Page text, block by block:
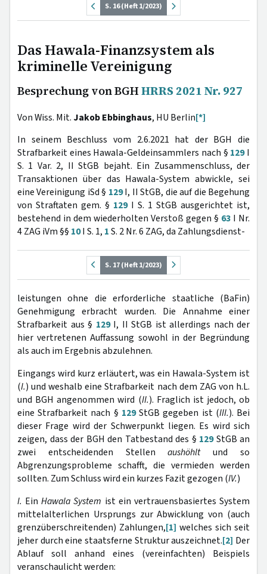
S. 16 (Heft 1/2023)
Das Hawala-Finanzsystem als
kriminelle Vereinigung
Besprechung von BGHHRRS 2021 Nr. 927
Von Wiss. Mit. Jakob Ebbinghaus, HU Berlin[*]
In seinem Beschluss vom 2.6.2021 hat der BGH die
Strafbarkeit eines Hawala-Geldeinsammlers nach § 129I
S. 1 Var. 2, II StGB bejaht. Ein Zusammenschluss, der
Transaktionen über das Hawala-System abwickle, sei
eine Vereinigung iSd § 129I, II StGB, die auf die Begehung
von Straftaten gem. § 129I S. 1 StGB ausgerichtet ist,
bestehend in dem wiederholten Verstoß gegen § 63 I Nr.
4 ZAG iVm §§ 10I S. 1, 1S. 2 Nr. 6 ZAG, da Zahlungsdienst-
S. 17 (Heft 1/2023)
leistungen ohne die erforderliche staatliche (BaFin)
Genehmigung erbracht wurden. Die Annahme einer
Strafbarkeit aus § 129I, II StGB ist allerdings nach der
hier vertretenen Auffassung sowohl in der Begründung
als auch im Ergebnis abzulehnen.
Eingangs wird kurz erläutert, was ein Hawala-System ist
(I.) und weshalb eine Strafbarkeit nach dem ZAG von h.L.
und BGH angenommen wird (II.). Fraglich ist jedoch, ob
eine Strafbarkeit nach § 129StGB gegeben ist (III.). Bei
dieser Frage wird der Schwerpunkt liegen. Es wird sich
zeigen, dass der BGH den Tatbestand des § 129StGB an
zwei entscheidenden Stellenaushöhltund so
Abgrenzungsprobleme schafft, die vermieden werden
sollten. Zum Schluss wird ein kurzes Fazit gezogen (IV.)
I. EinHawala System ist ein vertrauensbasiertes System
mittelalterlichen Ursprungs zur Abwicklung von (auch
grenzüberschreitenden) Zahlungen,[1] welches sich seit
jeher durch eine staatsferne Struktur auszeichnet.[2] Der
Ablauf soll anhand eines (vereinfachten) Beispiels
veranschaulicht werden: